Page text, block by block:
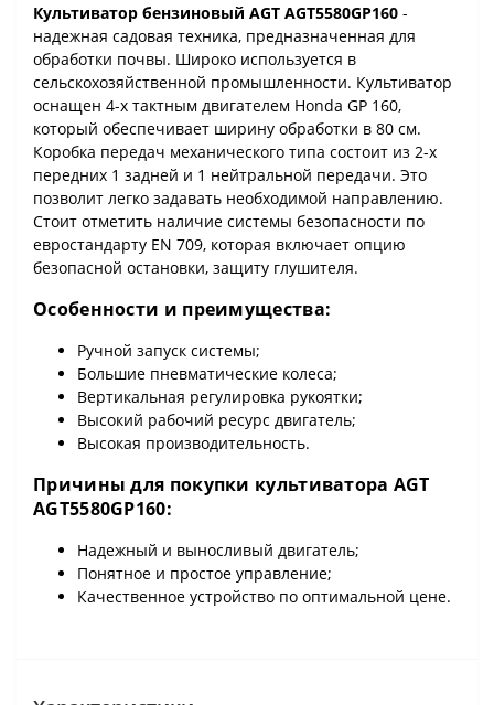
Культиватор бензиновый AGT AGT5580GP160 -
надежная садовая техника, предназначенная для
обработки почвы. Широко используется в
сельскохозяйственной промышленности. Культиватор
оснащен 4-х тактным двигателем Honda GP 160,
который обеспечивает ширину обработки в 80 см.
Коробка передач механического типа состоит из 2-х
передних 1 задней и 1 нейтральной передачи. Это
позволит легко задавать необходимой направлению.
Стоит отметить наличие системы безопасности по
евростандарту EN 709, которая включает опцию
безопасной остановки, защиту глушителя.
Особенности и преимущества:
Ручной запуск системы;
Большие пневматические колеса;
Вертикальная регулировка рукоятки;
Высокий рабочий ресурс двигатель;
Высокая производительность.
Причины для покупки культиватора AGT
AGT5580GP160:
Надежный и выносливый двигатель;
Понятное и простое управление;
Качественное устройство по оптимальной цене.